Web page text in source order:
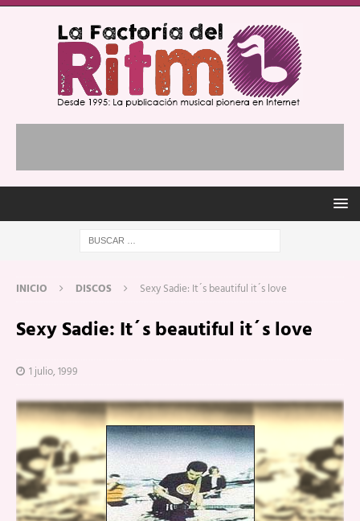
INICIO DISCOS Sexy Sadie: It´s beautiful it´s love
Sexy Sadie: It´s beautiful it´s love
1 julio, 1999